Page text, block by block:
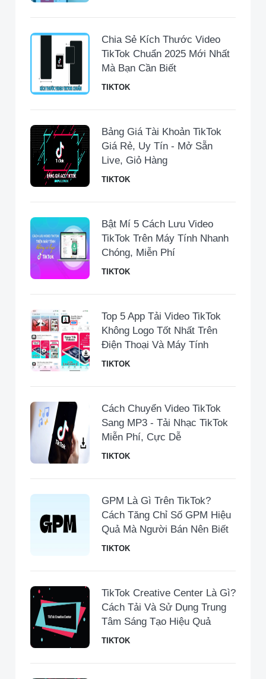
Chia Sẻ Kích Thước Video
TikTok Chuẩn 2025 Mới Nhất
Mà Bạn Cần Biết
TIKTOK
Bảng Giá Tài Khoản TikTok
Giá Rẻ, Uy Tín - Mở Sẵn
Live, Giỏ Hàng
TIKTOK
Bật Mí 5 Cách Lưu Video
TikTok Trên Máy Tính Nhanh
Chóng, Miễn Phí
TIKTOK
Top 5 App Tải Video TikTok
Không Logo Tốt Nhất Trên
Điện Thoại Và Máy Tính
TIKTOK
Cách Chuyển Video TikTok
Sang MP3 - Tải Nhạc TikTok
Miễn Phí, Cực Dễ
TIKTOK
GPM Là Gì Trên TikTok?
Cách Tăng Chỉ Số GPM Hiệu
Quả Mà Người Bán Nên Biết
TIKTOK
TikTok Creative Center Là Gì?
Cách Tải Và Sử Dụng Trung
Tâm Sáng Tạo Hiệu Quả
TIKTOK